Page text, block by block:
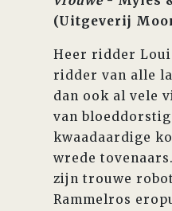
(Uitgeverij
Heer ridder
ridder van alle
dan ook al vele
van
kwaadaardige
wrede
zijn trouwe
Rammelros